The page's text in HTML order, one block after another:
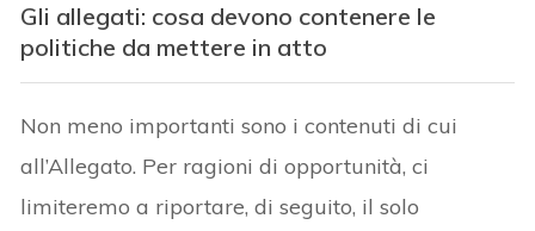
Gli allegati: cosa devono contenere le
politiche da mettere in atto
Non meno importanti sono i contenuti di cui
all’Allegato. Per ragioni di opportunità, ci
limiteremo a riportare, di seguito, il solo